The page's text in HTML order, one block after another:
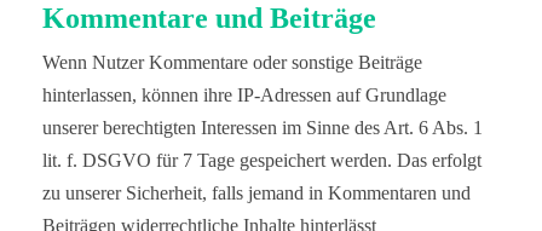
Kommentare und Beiträge
Wenn Nutzer Kommentare oder sonstige Beiträge
hinterlassen, können ihre IP-Adressen auf Grundlage
unserer berechtigten Interessen im Sinne des Art. 6 Abs. 1
lit. f. DSGVO für 7 Tage gespeichert werden. Das erfolgt
zu unserer Sicherheit, falls jemand in Kommentaren und
Beiträgen widerrechtliche Inhalte hinterlässt